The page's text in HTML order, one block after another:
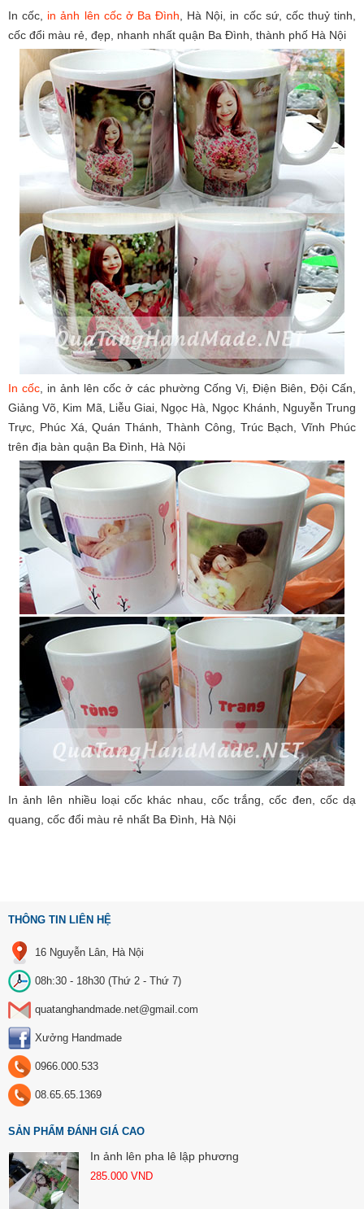
In cốc, in ảnh lên cốc ở Ba Đình , Hà Nội, in cốc sứ, cốc thuỷ tinh,
cốc đổi màu rẻ, đẹp, nhanh nhất quận Ba Đình, thành phố Hà Nội
In cốc , in ảnh lên cốc ở các phường Cống Vị, Điện Biên, Đội Cấn,
Giảng Võ, Kim Mã, Liễu Giai, Ngọc Hà, Ngọc Khánh, Nguyễn Trung
Trực, Phúc Xá, Quán Thánh, Thành Công, Trúc Bạch, Vĩnh Phúc
trên địa bàn quận Ba Đình, Hà Nội
In ảnh lên nhiều loại cốc khác nhau, cốc trắng, cốc đen, cốc dạ
quang, cốc đổi màu rẻ nhất Ba Đình, Hà Nội
THÔNG TIN LIÊN HỆ
16 Nguyễn Lân, Hà Nội
08h:30 - 18h30 (Thứ 2 - Thứ 7)
quatanghandmade.net@gmail.com
Xưởng Handmade
0966.000.533
08.65.65.1369
SẢN PHẨM ĐÁNH GIÁ CAO
In ảnh lên pha lê lập phương
285.000 VND